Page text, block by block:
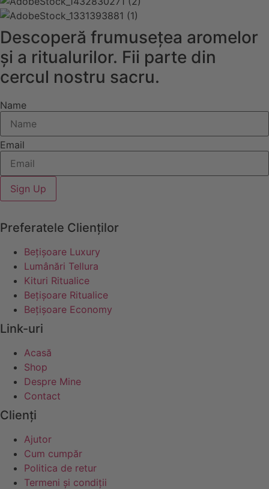
Descoperă frumusețea aromelor
și a ritualurilor. Fii parte din
cercul nostru sacru.
Name
Email
Sign Up
Preferatele Clienților
Bețișoare Luxury
Lumânări Tellura
Kituri Ritualice
Bețișoare Ritualice
Bețișoare Economy
Link-uri
Acasă
Shop
Despre Mine
Contact
Clienți
Ajutor
Cum cumpăr
Politica de retur
Termeni și condiții